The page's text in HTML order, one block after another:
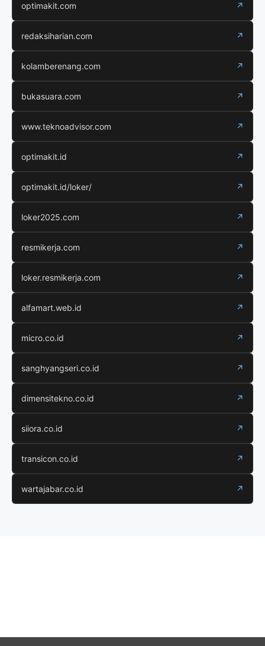
optimakit.com ↗
redaksiharian.com ↗
kolamberenang.com ↗
bukasuara.com ↗
www.teknoadvisor.com ↗
optimakit.id ↗
optimakit.id/loker/ ↗
loker2025.com ↗
resmikerja.com ↗
loker.resmikerja.com ↗
alfamart.web.id ↗
micro.co.id ↗
sanghyangseri.co.id ↗
dimensitekno.co.id ↗
siiora.co.id ↗
transicon.co.id ↗
wartajabar.co.id ↗